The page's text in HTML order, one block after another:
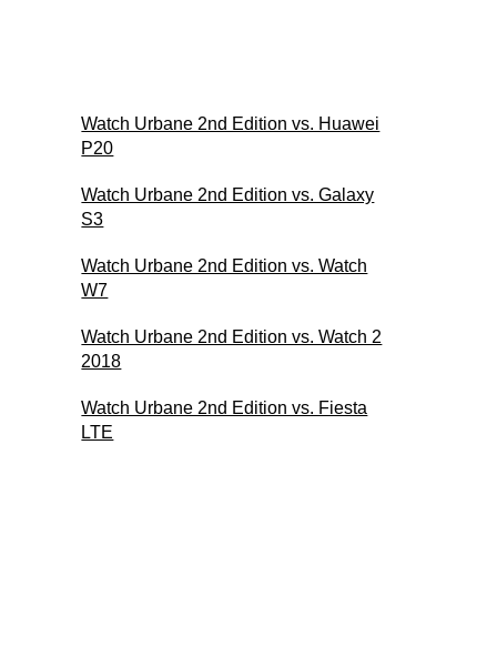
Watch Urbane 2nd Edition vs. Huawei
P20
Watch Urbane 2nd Edition vs. Galaxy
S3
Watch Urbane 2nd Edition vs. Watch
W7
Watch Urbane 2nd Edition vs. Watch 2
2018
Watch Urbane 2nd Edition vs. Fiesta
LTE